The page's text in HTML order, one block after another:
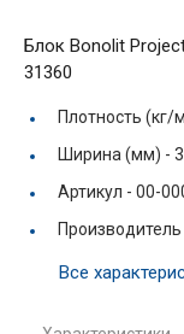
Блок Bonolit
31360
Плотность (кг/
Ширина (мм) -
Артикул - 00-
Производитель
Все